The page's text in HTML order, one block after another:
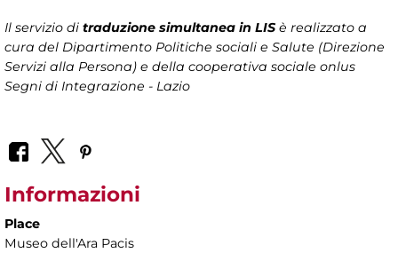
Il servizio di traduzione simultanea in LIS è realizzato a
cura del Dipartimento Politiche sociali e Salute (Direzione
Servizi alla Persona) e della cooperativa sociale onlus
Segni di Integrazione - Lazio
Informazioni
Place
Museo dell'Ara Pacis